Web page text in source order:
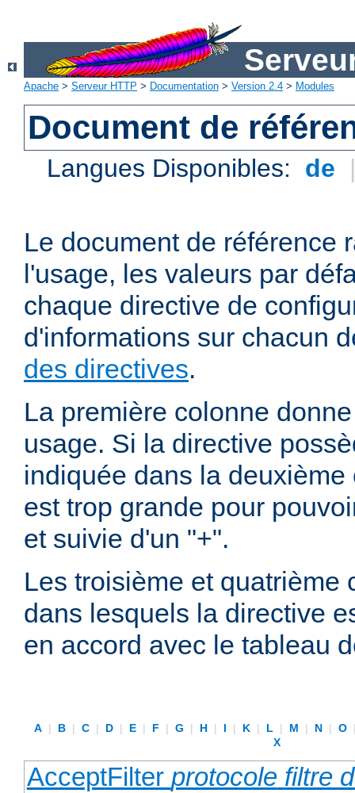
Apache > Serveur HTTP > Documentation > Version 2.4 > Modules
Document de
Langues Disponibles: de
Le document de référence
l'usage, les valeurs par
chaque directive de
d'informations sur chacun
des directives.
La première colonne
usage. Si la directive
indiquée dans la
est trop grande pour
et suivie d'un "+".
Les troisième et quatrième
dans lesquels la directive
en accord avec le tableau
A | B | C | D | E | F | G | H | I | K | L | M | N | O
X
AcceptFilter protocole filtre